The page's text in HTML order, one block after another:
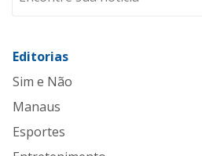
Editorias
Sim e Não
Manaus
Esportes